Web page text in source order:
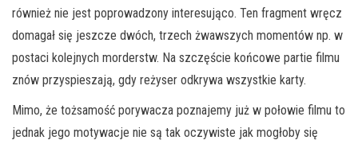
również nie jest poprowadzony interesująco. Ten fragment wręcz
domagał się jeszcze dwóch, trzech żwawszych momentów np. w
postaci kolejnych morderstw. Na szczęście końcowe partie filmu
znów przyspieszają, gdy reżyser odkrywa wszystkie karty.
Mimo, że tożsamość porywacza poznajemy już w połowie filmu to
jednak jego motywacje nie są tak oczywiste jak mogłoby się